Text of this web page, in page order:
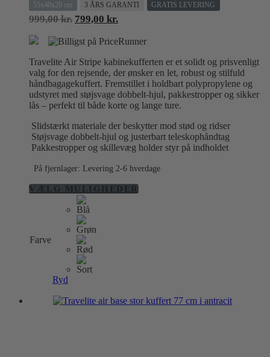
55x40x20 cm 3 ÅRS GARANTI GRATIS LEVERING
999,00kr. Den
pris
999,00 kr..
799,00 kr.Den
pris
799,00 kr..
Travelite Air Stripe kabinekufferten er et solidt og prisvenligt
valg for den rejsende, der ønsker en let, robust og stilfuld
håndbagagekuffert. Fremstillet i holdbart polypropylene og
udstyret med støjsvage dobbelt-hjul, pakkestropper og sikker
lås – perfekt til både korte og lange ture.
Slidstærkt materiale der beskytter mod stød og ridser
Støjsvage dobbelt-hjul og justerbart teleskophåndtag
Pakkestropper og skillevæg holder styr på indholdet
På fjernlager: Levering 2-6 hverdage
VÆLG MULIGHEDERDette
Farve
Ryd